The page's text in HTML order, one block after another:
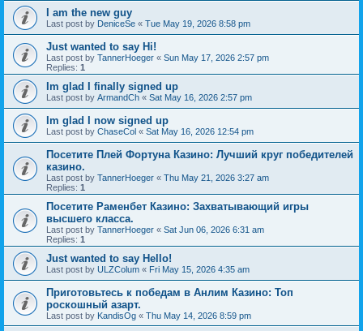
I am the new guy
Last post by DeniceSe « Tue May 19, 2026 8:58 pm
Just wanted to say Hi!
Last post by TannerHoeger « Sun May 17, 2026 2:57 pm
Replies: 1
Im glad I finally signed up
Last post by ArmandCh « Sat May 16, 2026 2:57 pm
Im glad I now signed up
Last post by ChaseCol « Sat May 16, 2026 12:54 pm
Посетите Плей Фортуна Казино: Лучший круг победителей
казино.
Last post by TannerHoeger « Thu May 21, 2026 3:27 am
Replies: 1
Посетите Раменбет Казино: Захватывающий игры
высшего класса.
Last post by TannerHoeger « Sat Jun 06, 2026 6:31 am
Replies: 1
Just wanted to say Hello!
Last post by ULZColum « Fri May 15, 2026 4:35 am
Приготовьтесь к победам в Анлим Казино: Топ
роскошный азарт.
Last post by KandisOg « Thu May 14, 2026 8:59 pm